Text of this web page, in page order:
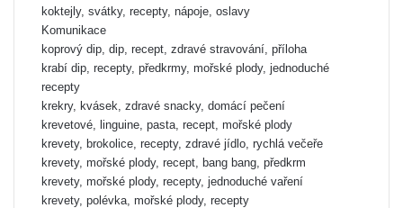
koktejly, svátky, recepty, nápoje, oslavy
Komunikace
koprový dip, dip, recept, zdravé stravování, příloha
krabí dip, recepty, předkrmy, mořské plody, jednoduché
recepty
krekry, kvásek, zdravé snacky, domácí pečení
krevetové, linguine, pasta, recept, mořské plody
krevety, brokolice, recepty, zdravé jídlo, rychlá večeře
krevety, mořské plody, recept, bang bang, předkrm
krevety, mořské plody, recepty, jednoduché vaření
krevety, polévka, mořské plody, recepty